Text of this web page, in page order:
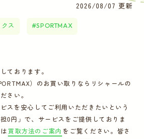
お客さまの声
バイヤー紹介
運営会社
2026/08/07 更新
ス SPORTMAX
ております。
）のお買い取りならリシャールの
さい。
スを安心してご利用いただきたいという
0円」で、サービスをご提供しておりま
買取方法のご案内 をご覧ください。皆さ